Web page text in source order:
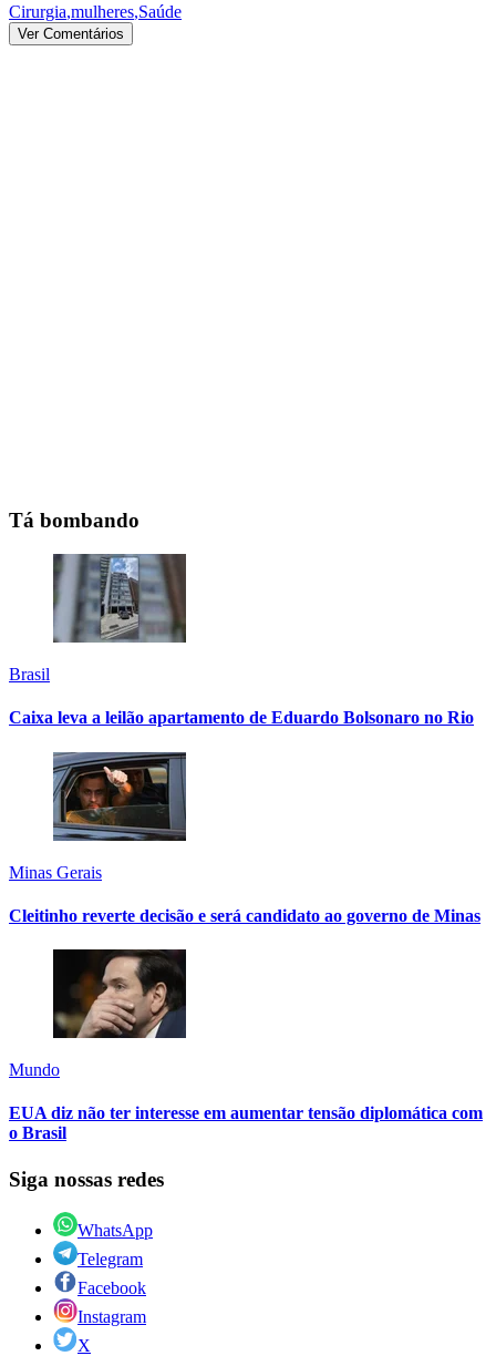
Cirurgia,mulheres,Saúde
Ver Comentários
Tá bombando
Brasil
Caixa leva a leilão apartamento de Eduardo Bolsonaro no Rio
Minas Gerais
Cleitinho reverte decisão e será candidato ao governo de Minas
Mundo
EUA diz não ter interesse em aumentar tensão diplomática com
o Brasil
Siga nossas redes
WhatsApp
Telegram
Facebook
Instagram
X